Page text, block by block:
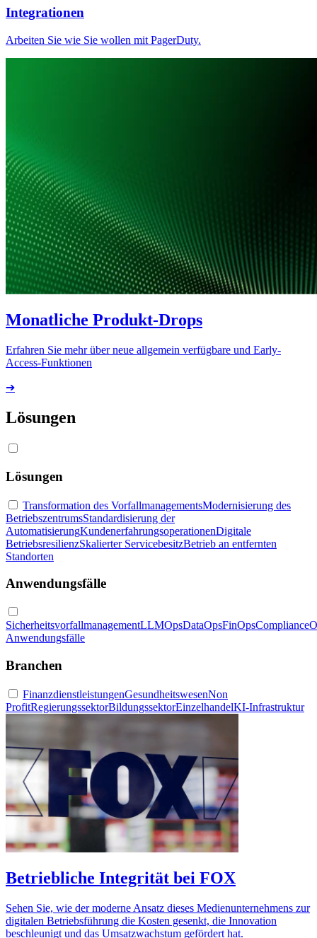
Integrationen
Arbeiten Sie wie Sie wollen mit PagerDuty.
Monatliche Produkt-Drops
Erfahren Sie mehr über neue allgemein verfügbare und Early-
Access-Funktionen
➔
Lösungen
Lösungen
Transformation des VorfallmanagementsModernisierung des
BetriebszentrumsStandardisierung der
AutomatisierungKundenerfahrungsoperationenDigitale
BetriebsresilienzSkalierter ServicebesitzBetrieb an entfernten
Standorten
Anwendungsfälle
SicherheitsvorfallmanagementLLMOpsDataOpsFinOps
Anwendungsfälle
Branchen
FinanzdienstleistungenGesundheitswesenNon
ProfitRegierungssektorBildungssektorEinzelhandelKI-Infrastruktur
Betriebliche Integrität bei FOX
Sehen Sie, wie der moderne Ansatz dieses Medienunternehmens zur
digitalen Betriebsführung die Kosten gesenkt, die Innovation
beschleunigt und das Umsatzwachstum gefördert hat.